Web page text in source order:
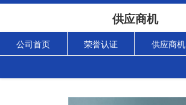
供应商机
公司首页 荣誉认证 供应商机